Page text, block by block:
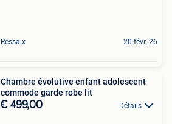
Ressaix 20 févr. 26
Chambre évolutive enfant adolescent
commode garde robe lit
€ 499,00 Détails